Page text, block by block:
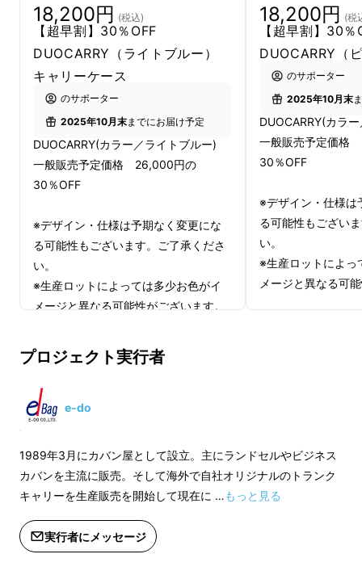
旅の荷造りで誰もが感じるモヤモヤ──
「靴と服、一緒に入れるのはちょっと…でも仕
切り袋くらいしか方法がない」
▶旅行や出張のたびに靴を袋に入れて清潔な服
と一緒に入れるのが、
18,200円 (税込)
【超早割】30％OFF
DUOCARRY（ライトブルー）
キャリーケース
のサポーター
2025年10月末までにお届け予定
DUOCARRY(カラー／ライトブルー)
一般販売予定価格 26,000円の
30％OFF
※デザイン・仕様は予期なく変更にな
る可能性もございます。ご了承くださ
い。
※生産ロットによっては多少お色がイ
メージと異なる可能性がございます。
18,200円 (税
【超早割】30
DUOCARRY（
のサポーター
2025年10月末
DUOCARRY(カラ
一般販売予定価格
30％OFF
※デザイン・仕様は
る可能性もござい
い。
※生産ロットによっ
メージと異なる可
プロジェクト実行者
e-do
1989年3月にカバン屋として設立。主にランドセルやビジネス
カバンを主流に販売。そして海外で自社オリジナルのトランク
キャリーを生産販売を開始して現在に …もっと見る
実行者にメッセージ